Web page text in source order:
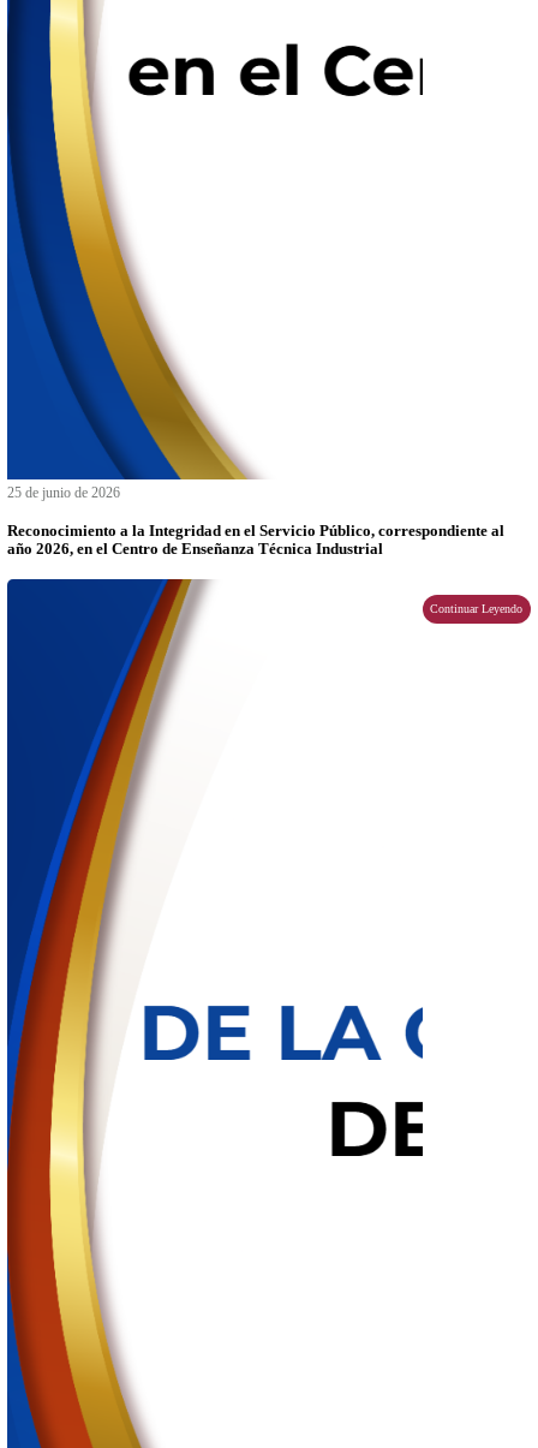
26 de junio de 2026
CONVOCATORIA PARA PARTICIPAR EN LA
EMPLEADO/A DEL MES DEL 2DO TRIMESTRE DEL 2026